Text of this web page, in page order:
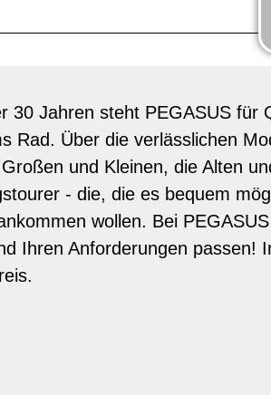
30 Jahren steht PEGASUS für
Rad. Über die verlässlichen
und Kleinen, die Alten
- die, die es bequem
wollen. Bei
Ihren Anforderungen passen!